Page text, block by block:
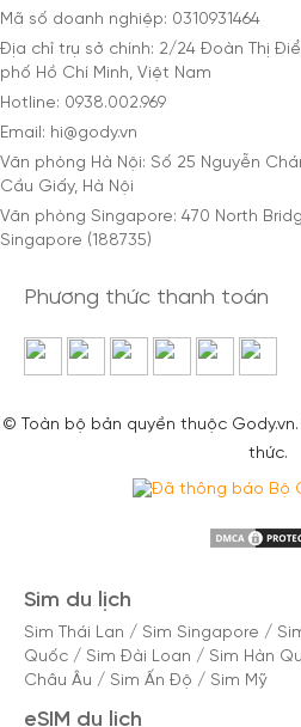
Mã số doanh nghiệp: 0310931464
Địa chỉ trụ sở chính: 2/24 Đoàn Thị
phố Hồ Chí Minh, Việt Nam
Hotline: 0938.002.969
Email: hi@gody.vn
Văn phòng Hà Nội: Số 25 Nguyễn
Cầu Giấy, Hà Nội
Văn phòng Singapore: 470 North
Singapore (188735)
Phương thức thanh toán
© Toàn bộ bản quyền thuộc
thức.
Sim du lịch
Sim Thái Lan / Sim Singapore /
Quốc / Sim Đài Loan / Sim Hàn
Châu Âu / Sim Ấn Độ / Sim Mỹ
eSIM du lịch